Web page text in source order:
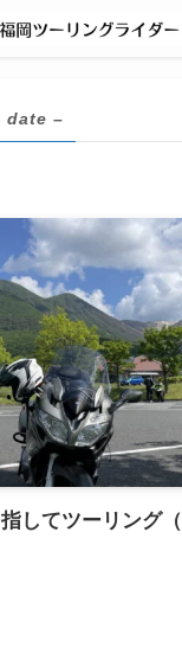
date –
してツーリング